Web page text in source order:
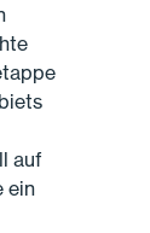
auf
ein